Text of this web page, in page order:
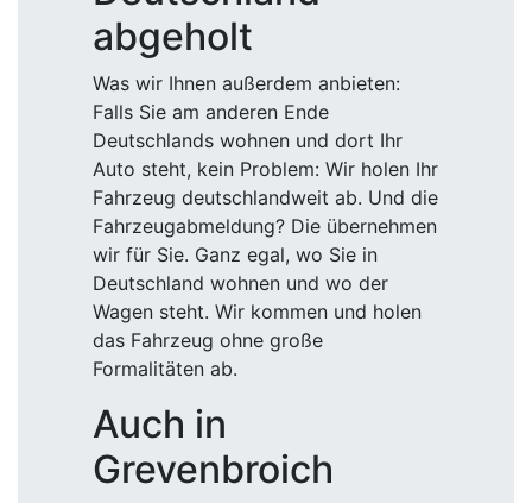
abgeholt
Was wir Ihnen außerdem anbieten:
Falls Sie am anderen Ende
Deutschlands wohnen und dort Ihr
Auto steht, kein Problem: Wir holen Ihr
Fahrzeug deutschlandweit ab. Und die
Fahrzeugabmeldung? Die übernehmen
wir für Sie. Ganz egal, wo Sie in
Deutschland wohnen und wo der
Wagen steht. Wir kommen und holen
das Fahrzeug ohne große
Formalitäten ab.
Auch in
Grevenbroich